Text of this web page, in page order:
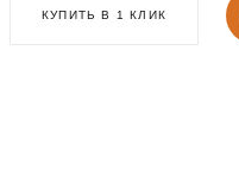
КУПИТЬ В 1 КЛИК